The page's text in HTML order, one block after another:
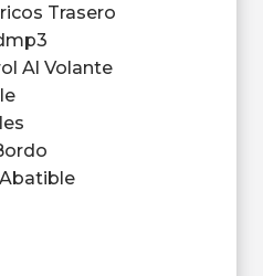
Trasero
Al Volante